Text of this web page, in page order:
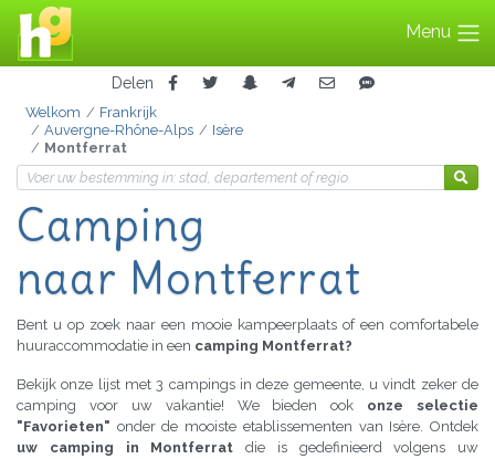
Menu
Delen
Welkom
Frankrijk
Auvergne-Rhône-Alps
Isère
Montferrat
Camping
naar Montferrat
Bent u op zoek naar een mooie kampeerplaats of een comfortabele
huuraccommodatie in een camping Montferrat?
Bekijk onze lijst met 3 campings in deze gemeente, u vindt zeker de
camping voor uw vakantie! We bieden ook onze selectie
"Favorieten" onder de mooiste etablissementen van Isère. Ontdek
uw camping in Montferrat die is gedefinieerd volgens uw